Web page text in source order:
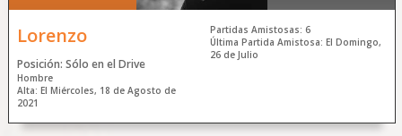
Lorenzo
Posición: Sólo en el Drive
Hombre
Alta: El Miércoles, 18 de Agosto de
2021
Partidas Amistosas: 6
Última Partida Amistosa: El Domingo,
26 de Julio